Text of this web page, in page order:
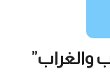
والغراب”